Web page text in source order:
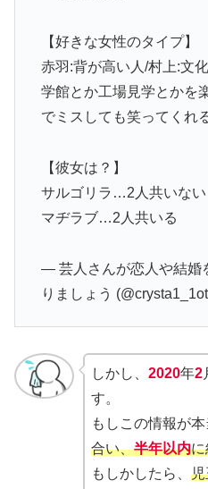
【好きな女性のタイプ】
赤羽:背が高い人/村上:文
学館とか工場見学とかを
でミスしても笑ってくれ
【彼女は？】
サルゴリラ…2人共いない
マヂラブ…2人共いる
— 芸人さんが恋人や結婚
りましょう
しかし、 2020年2
す。
もしこの情報が本
合い、半年以内に
もしかしたら、 児